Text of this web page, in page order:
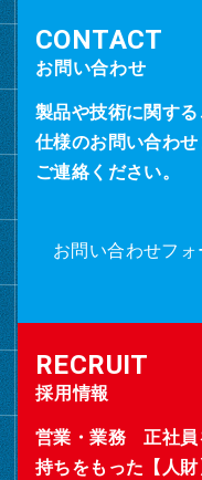
お問い合わせ
製品や技術に関す
仕様のお問い合わ
ご連絡ください。
お問い合わせフ
採用情報
営業・業務 正社員
持ちをもった【人